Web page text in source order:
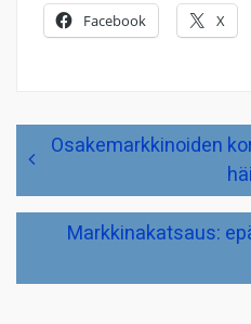
Facebook X
Artikkelien
selausOsakemarkkinoiden
Markkinakatsaus: